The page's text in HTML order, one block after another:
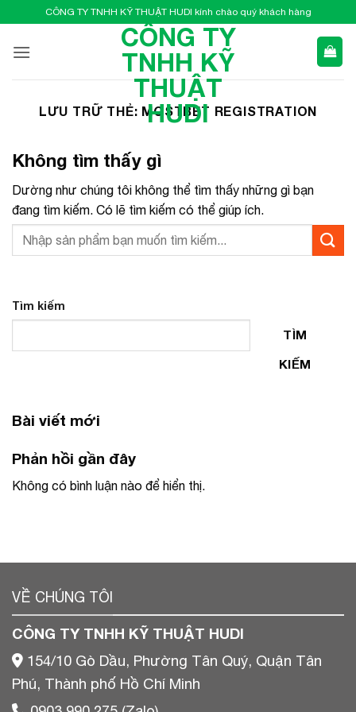
qua
nội
CÔNG TY TNHH KỸ THUẬT HUDI kính chào quý khách hàng
CÔNG TY
TNHH KỸ
THUẬT
HUDI
LƯU TRỮ THẺ: MOSTBET REGISTRATION
Không tìm thấy gì
Dường như chúng tôi không thể tìm thấy những gì bạn
đang tìm kiếm. Có lẽ tìm kiếm có thể giúp ích.
Tìm kiếm
TÌM
KIẾM
Bài viết mới
Phản hồi gần đây
Không có bình luận nào để hiển thị.
VỀ CHÚNG TÔI
CÔNG TY TNHH KỸ THUẬT HUDI
154/10 Gò Dầu, Phường Tân Quý, Quận Tân
Phú, Thành phố Hồ Chí Minh